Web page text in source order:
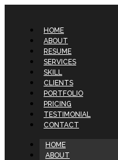
HOME
ABOUT
RESUME
SERVICES
SKILL
CLIENTS
PORTFOLIO
PRICING
TESTIMONIAL
CONTACT
HOME
ABOUT